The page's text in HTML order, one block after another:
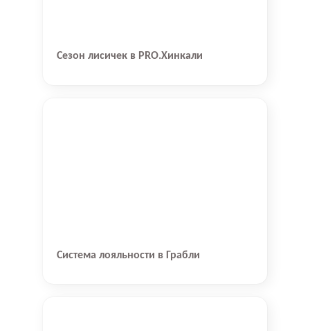
Сезон лисичек в PRO.Хинкали
Система лояльности в Грабли